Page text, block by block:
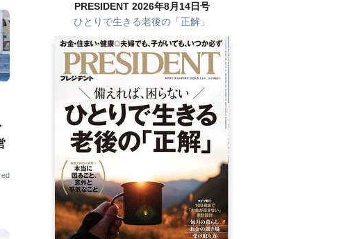
PRESIDENT 2026年8月14日号
ひとりで生きる老後の「正解」